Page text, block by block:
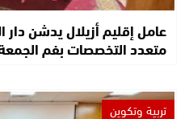
عامل إقليم أزيلال يدشن دار
متعدد التخصصات بفم
تربية وتكوين